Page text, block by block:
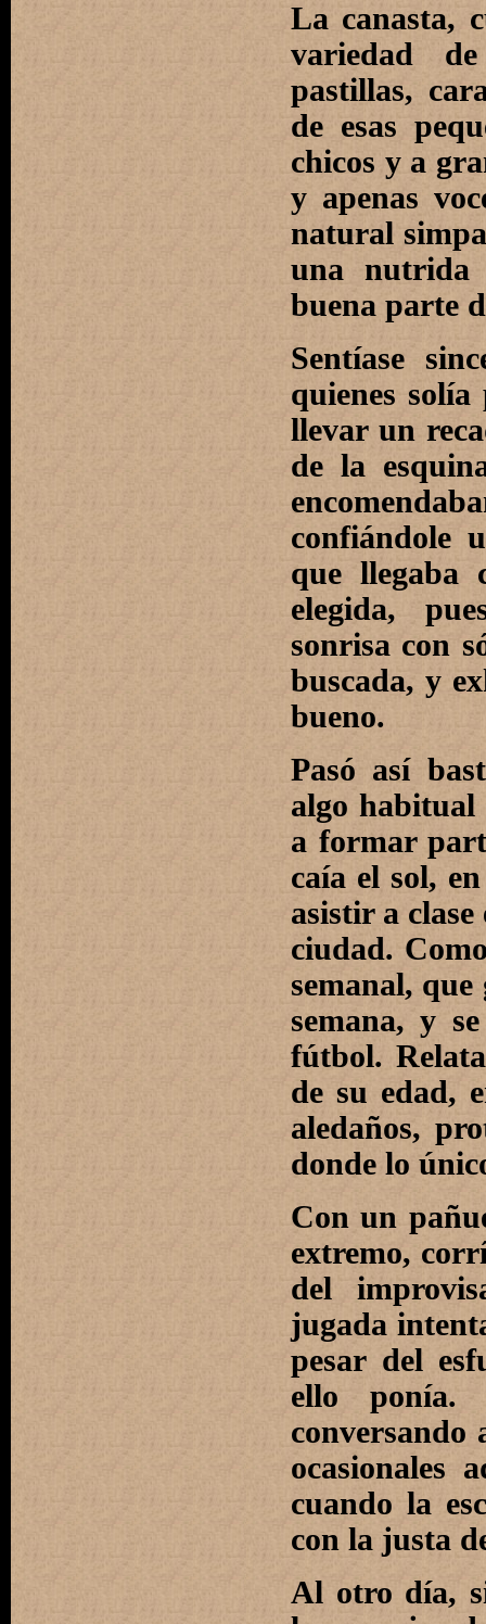
La canasta,
variedad
pastillas,
de esas
chicos y a
y apenas
natural
una nutrida
buena parte
Sentíase
quienes solía
llevar un
de la
confiándole
que llegaba
elegida,
sonrisa con
buscada, y
bueno.
Pasó así
algo habitual
a formar
caía el sol,
asistir a clase
ciudad.
semanal,
semana, y
fútbol.
de su edad,
aledaños,
donde lo
Con un
extremo,
del
jugada
pesar del
ello ponía.
conversando
ocasionales
cuando la
con la justa
Al otro día,